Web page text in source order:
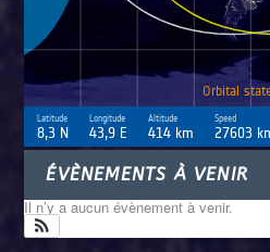
ÉVÈNEMENTS À VENIR
Il n’y a aucun évènement à venir.